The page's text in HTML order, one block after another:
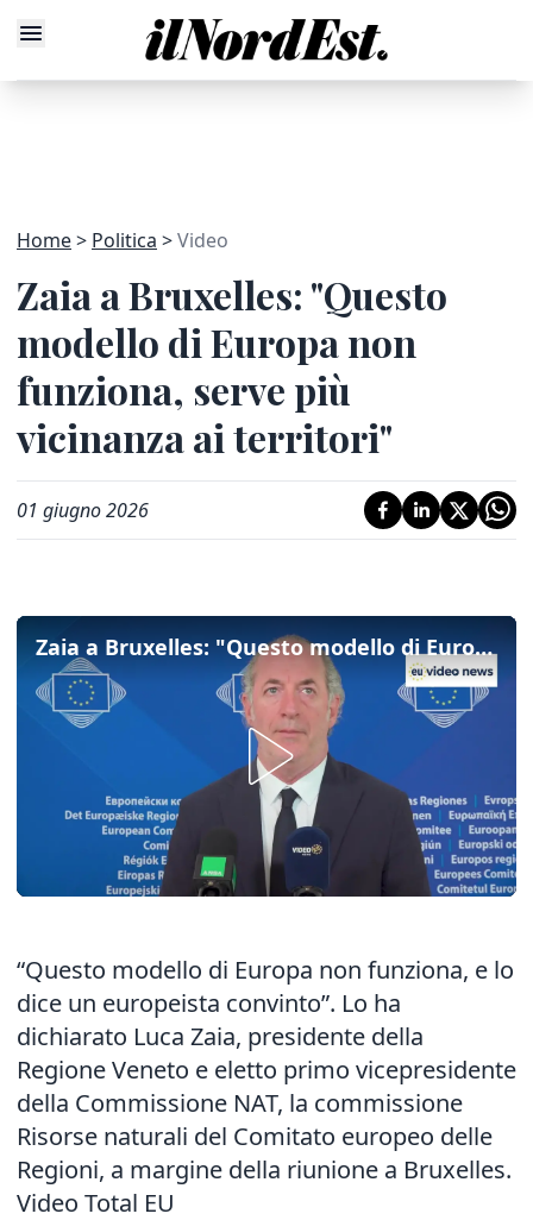
Home Politica Video
Zaia a Bruxelles: "Questo
modello di Europa non
funziona, serve più
vicinanza ai territori"
01 giugno 2026
Zaia a Bruxelles: "Questo modello di Europa non funziona, serve più vicinanza ai territori"
“Questo modello di Europa non funziona, e lo
dice un europeista convinto”. Lo ha
dichiarato Luca Zaia, presidente della
Regione Veneto e eletto primo vicepresidente
della Commissione NAT, la commissione
Risorse naturali del Comitato europeo delle
Regioni, a margine della riunione a Bruxelles.
Video Total EU